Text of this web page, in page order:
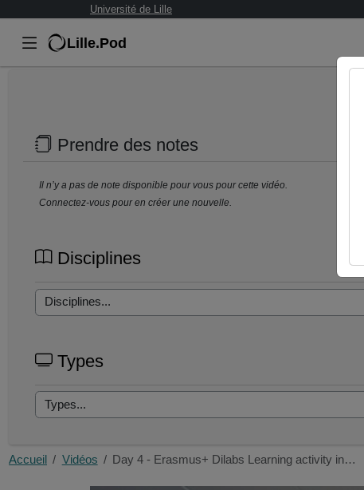
Université de Lille
Lille.Pod
Prendre des notes
Il n’y a pas de note disponible pour vous pour cette vidéo.
Connectez-vous pour en créer une nouvelle.
Disciplines
Types
Accueil Vidéos Day 4 - Erasmus+ Dilabs Learning activity in…